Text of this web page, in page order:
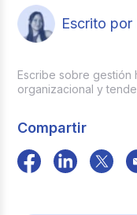
Escrito por
Escribe sobre gestión
organizacional y
Compartir